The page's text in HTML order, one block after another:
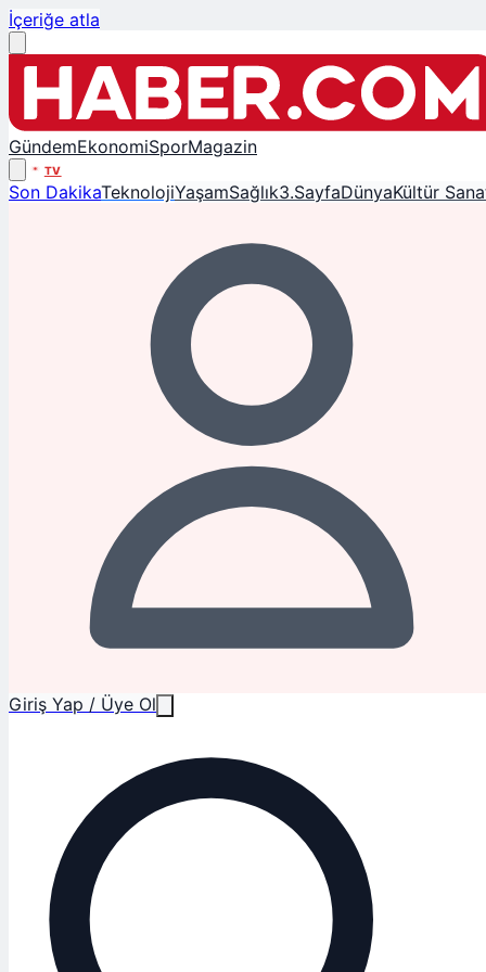
İçeriğe atla
GündemEkonomiSporMagazin
TV
Son DakikaTeknolojiYaşamSağlık3.SayfaDünyaKültür
Giriş Yap / Üye Ol